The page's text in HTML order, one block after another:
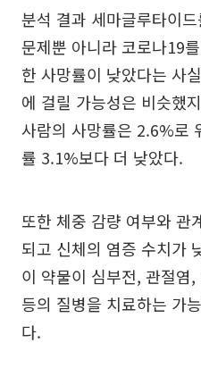
분석 결과 세마글루타이
문제뿐 아니라 코로나19
한 사망률이 낮았다는 사
에 걸릴 가능성은 비슷했
사람의 사망률은 2.6%로
률 3.1%보다 더 낮았다.
또한 체중 감량 여부와 관
되고 신체의 염증 수치가
이 약물이 심부전, 관절염
등의 질병을 치료하는 가
다.